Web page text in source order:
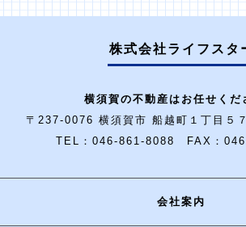
株式会社ライフスタ
横須賀の不動産はお任せくだ
〒237-0076 横須賀市 船越町１丁目５
TEL：046-861-8088 FAX：
会社案内